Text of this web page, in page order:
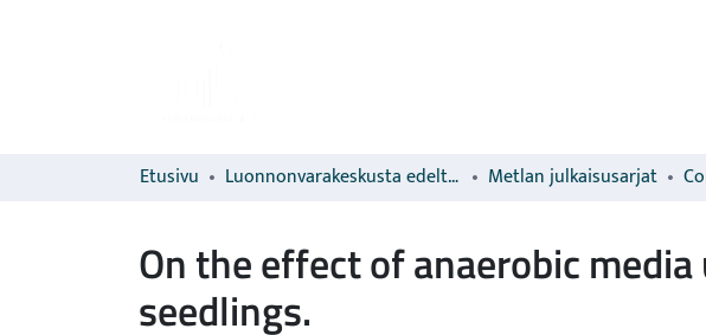
Etusivu Luonnonvarakeskusta edeltävien organisaatioiden sarjat Metlan julkaisusarjat
On the effect of anaerobic
seedlings.